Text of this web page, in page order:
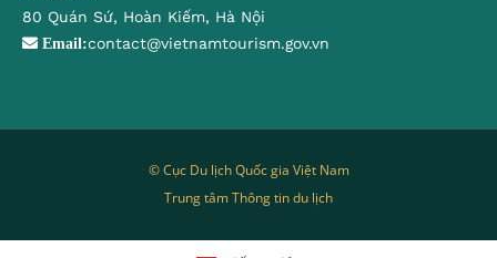
80 Quán Sứ, Hoàn Kiếm, Hà Nội
Email:contact@vietnamtourism.gov.vn
© Cục Du lịch Quốc gia Việt Nam
Trung tâm Thông tin du lịch